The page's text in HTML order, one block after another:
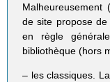
de site propose
en règle
bibliothèque (hors
– les classiques.